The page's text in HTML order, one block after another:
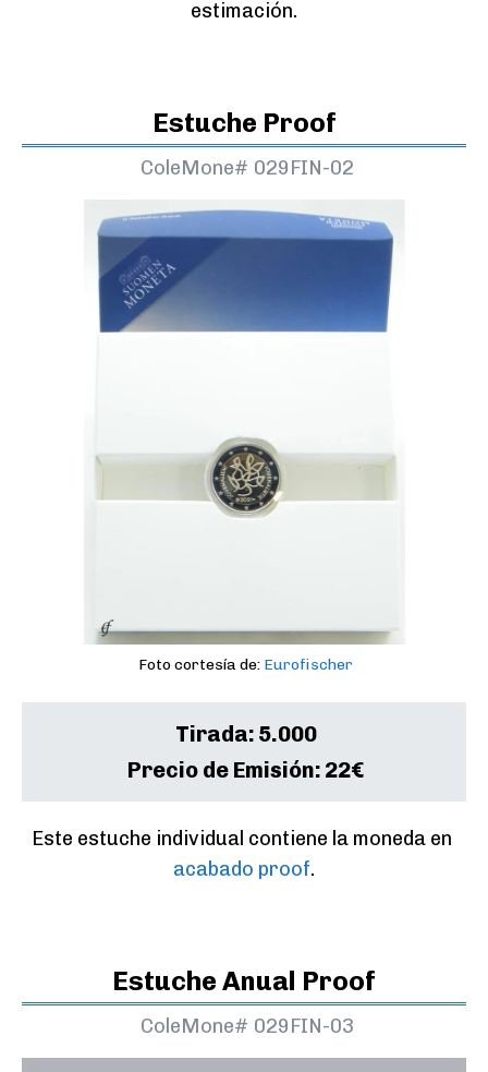
estimación.
Estuche Proof
ColeMone# 029FIN-02
Foto cortesía de: Eurofischer
Tirada: 5.000
Precio de Emisión: 22€
acabado proof.
Estuche Anual Proof
ColeMone# 029FIN-03